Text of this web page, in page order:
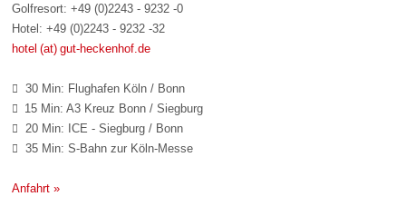
Golfresort: +49 (0)2243 - 9232 -0
Hotel: +49 (0)2243 - 9232 -32
hotel (at) gut-heckenhof.de
 30 Min: Flughafen Köln / Bonn
 15 Min: A3 Kreuz Bonn / Siegburg
 20 Min: ICE - Siegburg / Bonn
 35 Min: S-Bahn zur Köln-Messe
Anfahrt »